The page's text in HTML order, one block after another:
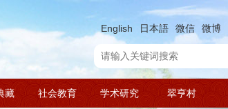
English 日本語 微信 微博
藏 社会教育 学术研究 翠亨村